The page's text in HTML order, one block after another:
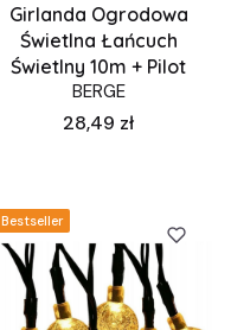
Girlanda Ogrodowa
Świetlna Łańcuch
Świetlny 10m + Pilot
BERGE
Cena
28,49 zł
Bestseller